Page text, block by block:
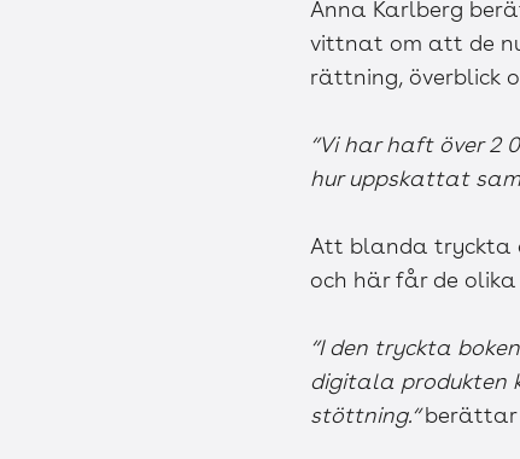
Anna Karlberg
vittnat om att de
rättning, överblick
“Vi har haft över 2
hur uppskattat
Att blanda tryckta
och här får de
“I den tryckta
digitala produkten
stöttning.“berättar